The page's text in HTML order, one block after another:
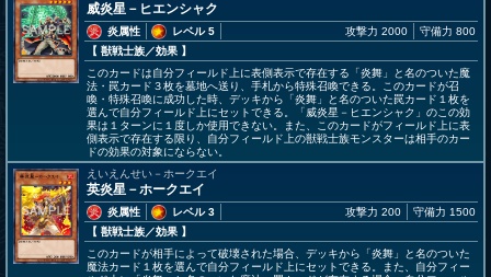
威炎星－ヒエンシャク
炎属性
レベル 5
【 獣戦士族／効果 】
攻撃力 2000 守備力 800
このカードは自分フィールド上に表側表示で存在する「炎舞」と名のついた魔
法・罠カード３枚を墓地へ送り、手札から特殊召喚できる。このカードが召
喚・特殊召喚に成功した時、デッキから「炎舞」と名のついた罠カード１枚を
選んで自分フィールド上にセットできる。「威炎星－ヒエンシャク」のこの効
果は１ターンに１度しか使用できない。また、このカードがフィールド上に表
側表示で存在する限り、自分フィールド上の獣戦士族モンスターは相手のカー
ドの効果の対象にならない。
えいえんせい－ホークエイ
英炎星－ホークエイ
炎属性
レベル 3
【 獣戦士族／効果 】
攻撃力 200 守備力 1500
このカードが相手によって破壊された場合、デッキから「炎舞」と名のついた
魔法カード１枚を選んで自分フィールド上にセットできる。また、自分フィー